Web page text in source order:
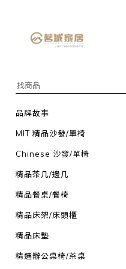
品牌故事
MIT 精品沙發/單椅
Chinese 沙發/單椅
精品茶几/邊几
精品餐桌/餐椅
精品床架/床頭櫃
精品床墊
精選辦公桌椅/茶桌